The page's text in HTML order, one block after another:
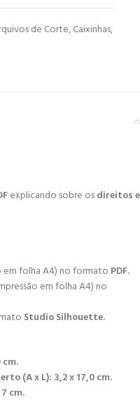
de Corte,Caixinhas,
explicando sobre osdireitos e
em folha A4) no formato PDF.
em folha A4) no
Studio Silhouette.
(A x L): 3,2 x 17,0 cm.
cm.